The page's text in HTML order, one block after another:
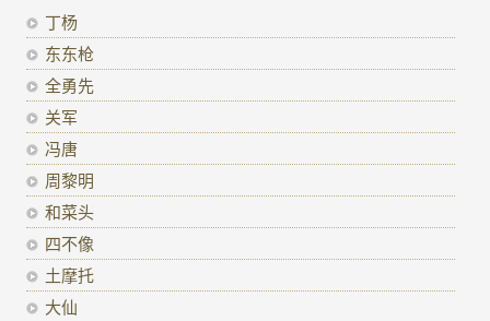
丁杨
东东枪
全勇先
关军
冯唐
周黎明
和菜头
四不像
土摩托
大仙